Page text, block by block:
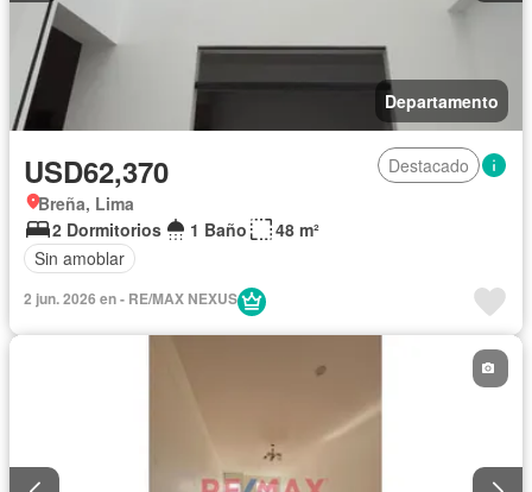
Departamento
USD62,370
Destacado
Breña, Lima
2 Dormitorios
1 Baño
48 m²
Sin amoblar
2 jun. 2026 en - RE/MAX NEXUS